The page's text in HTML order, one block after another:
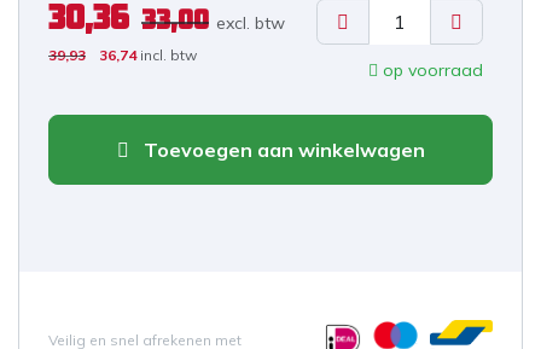
30,36 33,00 excl. btw
39,93 36,74 incl. btw
op voorraad
Toevoegen aan winkelwagen
Veilig en snel afrekenen met